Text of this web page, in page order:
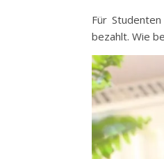
Für
bezahlt. Wie